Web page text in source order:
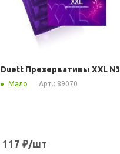
Duett Презервативы XXL N3
Мало Арт.: 89070
117 ₽/шт